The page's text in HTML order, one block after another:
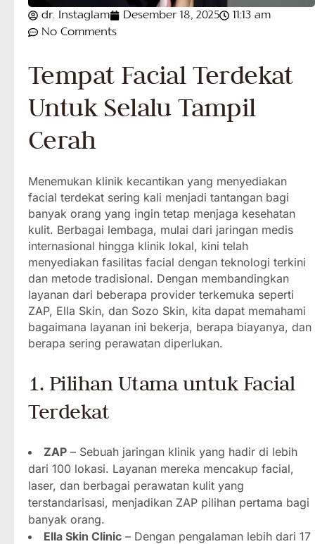
dr. Instaglam Desember 18, 2025
11:13 am
No Comments
Tempat Facial Terdekat
Untuk Selalu Tampil
Cerah
Menemukan klinik kecantikan yang menyediakan
facial terdekat sering kali menjadi tantangan bagi
banyak orang yang ingin tetap menjaga kesehatan
kulit. Berbagai lembaga, mulai dari jaringan medis
internasional hingga klinik lokal, kini telah
menyediakan fasilitas facial dengan teknologi terkini
dan metode tradisional. Dengan membandingkan
layanan dari beberapa provider terkemuka seperti
ZAP, Ella Skin, dan Sozo Skin, kita dapat memahami
bagaimana layanan ini bekerja, berapa biayanya, dan
berapa sering perawatan diperlukan.
1. Pilihan Utama untuk Facial
Terdekat
ZAP – Sebuah jaringan klinik yang hadir di lebih
dari 100 lokasi. Layanan mereka mencakup facial,
laser, dan berbagai perawatan kulit yang
terstandarisasi, menjadikan ZAP pilihan pertama bagi
banyak orang.
Ella Skin Clinic – Dengan pengalaman lebih dari 17